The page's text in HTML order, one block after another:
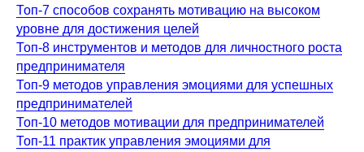
Топ-7 способов сохранять мотивацию на высоком
уровне для достижения целей
Топ-8 инструментов и методов для личностного роста
предпринимателя
Топ-9 методов управления эмоциями для успешных
предпринимателей
Топ-10 методов мотивации для предпринимателей
Топ-11 практик управления эмоциями для